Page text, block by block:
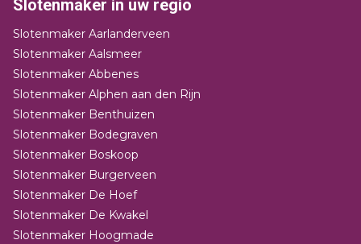
Slotenmaker in uw regio
Slotenmaker Aarlanderveen
Slotenmaker Aalsmeer
Slotenmaker Abbenes
Slotenmaker Alphen aan den Rijn
Slotenmaker Benthuizen
Slotenmaker Bodegraven
Slotenmaker Boskoop
Slotenmaker Burgerveen
Slotenmaker De Hoef
Slotenmaker De Kwakel
Slotenmaker Hoogmade